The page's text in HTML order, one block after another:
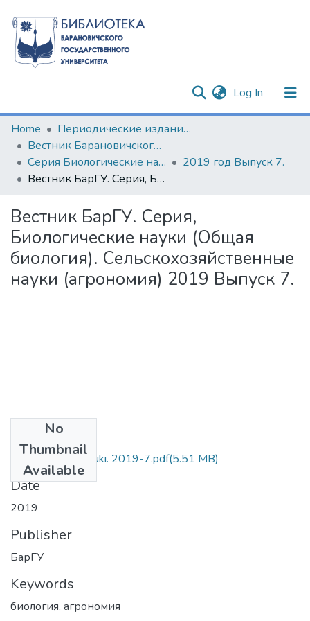
Log In (current)
Communities & Collections
All of DSpace
Statistics
Home
Периодические издания БарГУ
Вестник Барановичского государственного университета
Серия Биологические науки (общая биология). Сельскохозяйственные науки (агрономия)
2019 год Выпуск 7.
Вестник БарГУ. Серия, Биологические науки (Общая биология). Сельскохозяйственные науки (агрономия) 2019 Выпуск 7.
Вестник БарГУ. Серия,
Биологические науки (Общая
биология). Сельскохозяйственные
науки (агрономия) 2019 Выпуск 7.
No
Thumbnail
Available
Biologicheskie nauki. 2019-7.pdf(5.51 MB)
Date
2019
Publisher
БарГУ
Keywords
биология, агрономия